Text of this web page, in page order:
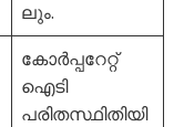
ലും.
കോർപ്പറേറ്റ്
ഐടി
പരിതസ്ഥിതിയി